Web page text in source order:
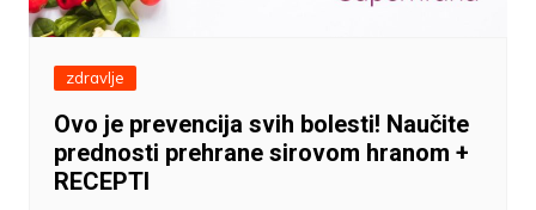
zdravlje
Ovo je prevencija svih bolesti! Naučite
prednosti prehrane sirovom hranom +
RECEPTI